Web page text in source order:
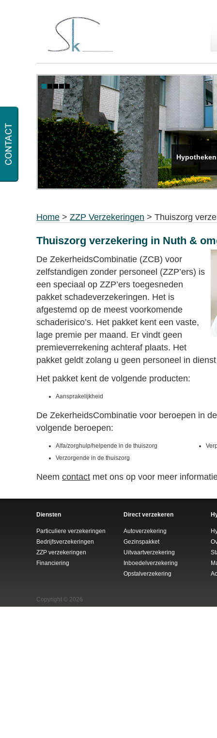
Hypotheken
Home > ZZP Verzekeringen > Thuiszorg
Thuiszorg verzekering in Nuth &
De ZekerheidsCombinatie (ZCB) voor
zelfstandigen zonder personeel (ZZP’ers) is
een speciaal op ZZP’ers toegesneden
pakket schadeverzekeringen. Het is
afgestemd op de meest voorkomende
schaderisico’s. Het pakket kent een vaste,
lage premie per maand. Er vindt geen
premieverrekening achteraf plaats. Het
pakket geldt zolang u geen personeel in
Het pakket kent de volgende producten:
Aansprakelijkheid
De ZekerheidsCombinatie voor beroepen in
volgende beroepen:
Alfa/zorghulp/helpende in de thuiszorg
Verzorgende in de thuiszorg
Neem contact met ons op voor meer
Diensten
Particuliere verzekeringen
Bedrijfsverzekeringen
ZZP verzekeringen
Financiering
Direct verzekeren
Autoverzekering
Gezinspakket
Uitvaartverzekering
Inboedelverzekering
Opstalverzekering
Copyright © 2026